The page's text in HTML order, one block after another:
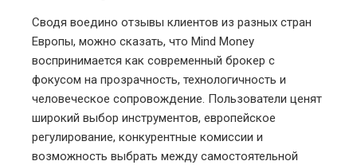
Сводя воедино отзывы клиентов из разных стран
Европы, можно сказать, что Mind Money
воспринимается как современный брокер с
фокусом на прозрачность, технологичность и
человеческое сопровождение. Пользователи ценят
широкий выбор инструментов, европейское
регулирование, конкурентные комиссии и
возможность выбрать между самостоятельной